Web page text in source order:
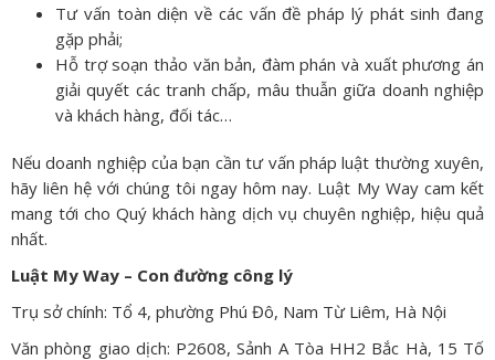
Tư vấn toàn diện về các vấn đề pháp lý phát sinh đang
gặp phải;
Hỗ trợ soạn thảo văn bản, đàm phán và xuất phương án
giải quyết các tranh chấp, mâu thuẫn giữa doanh nghiệp
và khách hàng, đối tác…
Nếu doanh nghiệp của bạn cần tư vấn pháp luật thường xuyên,
hãy liên hệ với chúng tôi ngay hôm nay. Luật My Way cam kết
mang tới cho Quý khách hàng dịch vụ chuyên nghiệp, hiệu quả
nhất.
Luật My Way – Con đường công lý
Trụ sở chính: Tổ 4, phường Phú Đô, Nam Từ Liêm, Hà Nội
Văn phòng giao dịch: P2608, Sảnh A Tòa HH2 Bắc Hà, 15 Tố